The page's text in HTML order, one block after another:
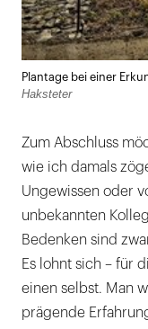
Plantage bei einer
Haksteter
Zum Abschluss
wie ich damals
Ungewissen oder
unbekannten
Bedenken sind
Es lohnt sich – für
einen selbst. Man
prägende